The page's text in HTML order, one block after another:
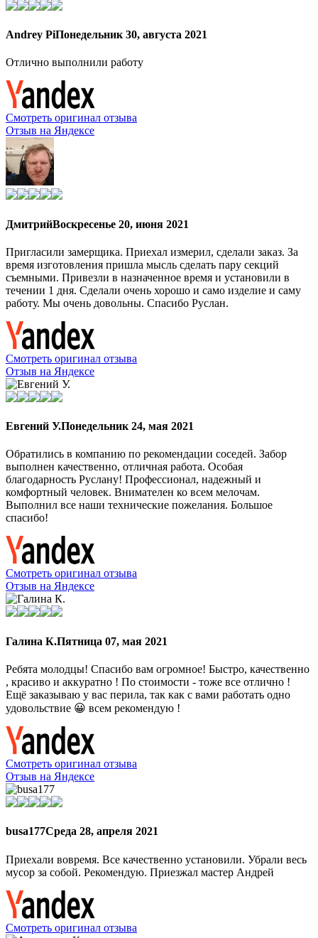
Andrey PiПонедельник 30, августа 2021
Отлично выполнили работу
Смотреть оригинал отзыва
Отзыв на Яндексе
ДмитрийВоскресенье 20, июня 2021
Пригласили замерщика. Приехал измерил, сделали заказ. За
время изготовления пришла мысль сделать пару секций
съемными. Привезли в назначенное время и установили в
течении 1 дня. Сделали очень хорошо и само изделие и саму
работу. Мы очень довольны. Спасибо Руслан.
Смотреть оригинал отзыва
Отзыв на Яндексе
Евгений У.Понедельник 24, мая 2021
Обратились в компанию по рекомендации соседей. Забор
выполнен качественно, отличная работа. Особая
благодарность Руслану! Профессионал, надежный и
комфортный человек. Внимателен ко всем мелочам.
Выполнил все наши технические пожелания. Большое
спасибо!
Смотреть оригинал отзыва
Отзыв на Яндексе
Галина К.Пятница 07, мая 2021
Ребята молодцы! Спасибо вам огромное! Быстро, качественно
, красиво и аккуратно ! По стоимости - тоже все отлично !
Ещё заказываю у вас перила, так как с вами работать одно
удовольствие 😀 всем рекомендую !
Смотреть оригинал отзыва
Отзыв на Яндексе
busa177Среда 28, апреля 2021
Приехали вовремя. Все качественно установили. Убрали весь
мусор за собой. Рекомендую. Приезжал мастер Андрей
Смотреть оригинал отзыва